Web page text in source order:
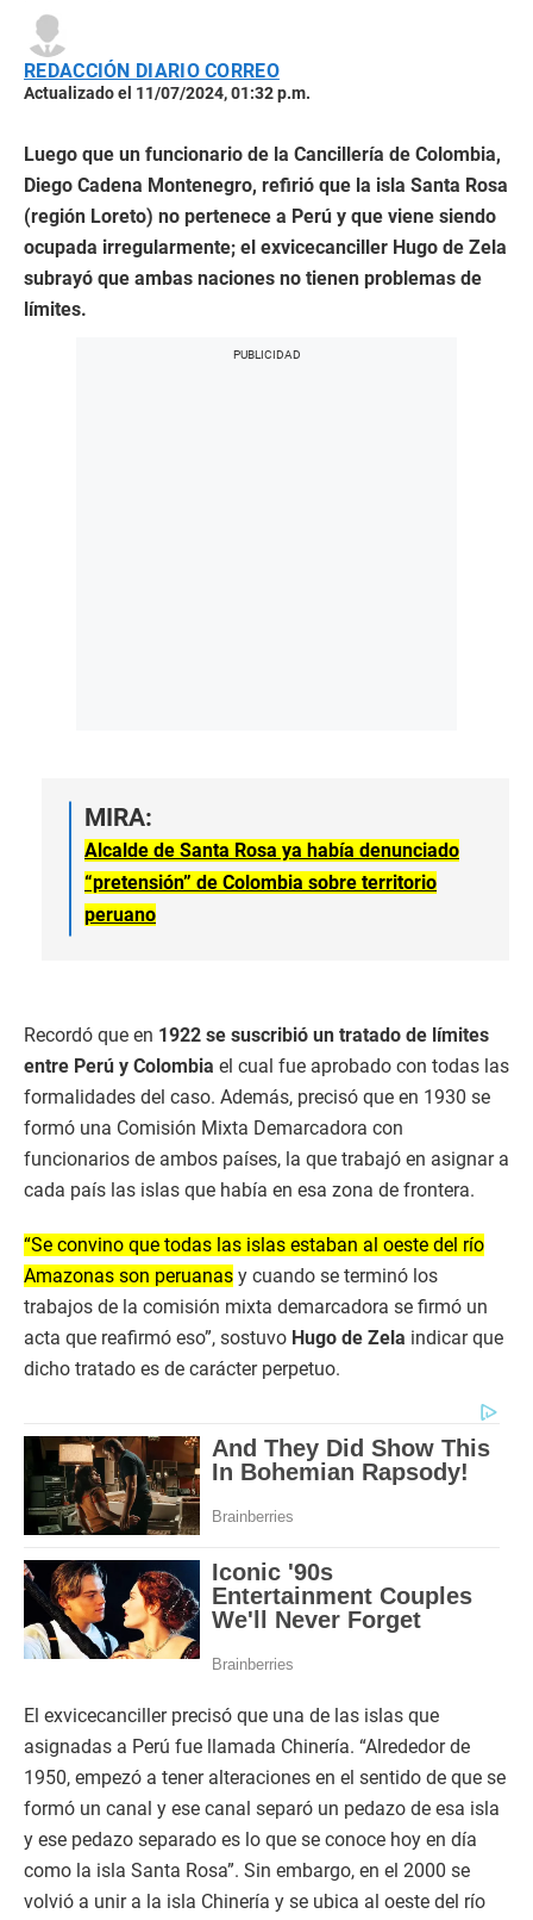
REDACCIÓN DIARIO CORREO
Actualizado el 11/07/2024, 01:32 p.m.
Luego que un funcionario de la Cancillería de Colombia,
Diego Cadena Montenegro, refirió que la isla Santa Rosa
(región Loreto) no pertenece a Perú y que viene siendo
ocupada irregularmente; el exvicecanciller Hugo de Zela
subrayó que ambas naciones no tienen problemas de
límites.
MIRA:
Alcalde de Santa Rosa ya había denunciado
“pretensión” de Colombia sobre territorio
peruano
Recordó que en 1922 se suscribió un tratado de límites
entre Perú y Colombia el cual fue aprobado con todas las
formalidades del caso. Además, precisó que en 1930 se
formó una Comisión Mixta Demarcadora con
funcionarios de ambos países, la que trabajó en asignar a
cada país las islas que había en esa zona de frontera.
“Se convino que todas las islas estaban al oeste del río
Amazonas son peruanas y cuando se terminó los
trabajos de la comisión mixta demarcadora se firmó un
acta que reafirmó eso”, sostuvo Hugo de Zela indicar que
dicho tratado es de carácter perpetuo.
El exvicecanciller precisó que una de las islas que
asignadas a Perú fue llamada Chinería. “Alrededor de
1950, empezó a tener alteraciones en el sentido de que se
formó un canal y ese canal separó un pedazo de esa isla
y ese pedazo separado es lo que se conoce hoy en día
como la isla Santa Rosa”. Sin embargo, en el 2000 se
volvió a unir a la isla Chinería y se ubica al oeste del río